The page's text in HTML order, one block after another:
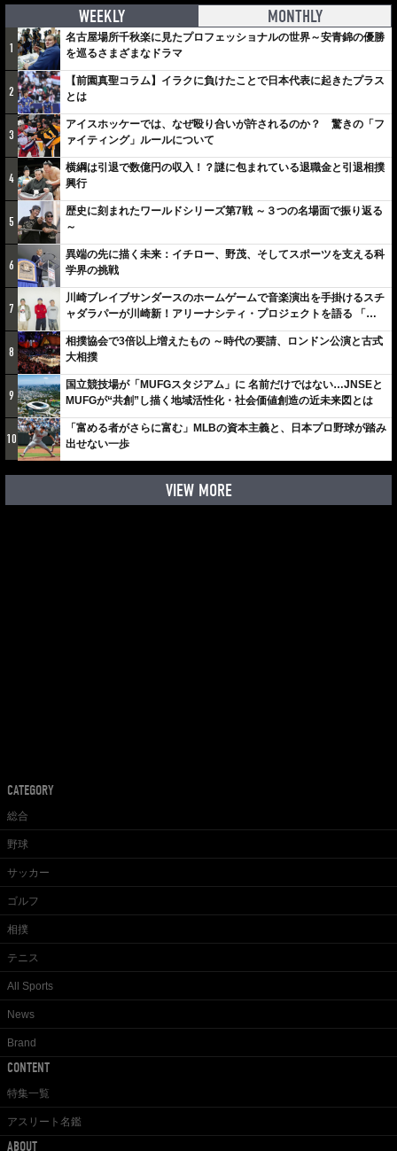
WEEKLY MONTHLY
1
名古屋場所千秋楽に見たプロフェッショナルの世界～安青錦の優勝
を巡るさまざまなドラマ
2
【前園真聖コラム】イラクに負けたことで日本代表に起きたプラス
とは
3
アイスホッケーでは、なぜ殴り合いが許されるのか？ 驚きの「フ
ァイティング」ルールについて
4
横綱は引退で数億円の収入！？謎に包まれている退職金と引退相撲
興行
5
歴史に刻まれたワールドシリーズ第7戦 ～３つの名場面で振り返る
～
6
異端の先に描く未来：イチロー、野茂、そしてスポーツを支える科
学界の挑戦
7
川崎ブレイブサンダースのホームゲームで音楽演出を手掛けるスチ
ャダラパーが川崎新！アリーナシティ・プロジェクトを語る 「楽
しみでしかないでしょ。川崎は、ずっと成長曲線だから」
8
相撲協会で3倍以上増えたもの ～時代の要請、ロンドン公演と古式
大相撲
9
国立競技場が「MUFGスタジアム」に 名前だけではない…JNSEと
MUFGが“共創”し描く地域活性化・社会価値創造の近未来図とは
10
「富める者がさらに富む」MLBの資本主義と、日本プロ野球が踏み
出せない一歩
VIEW MORE
CATEGORY
総合
野球
サッカー
ゴルフ
相撲
テニス
All Sports
News
Brand
CONTENT
特集一覧
アスリート名鑑
ABOUT